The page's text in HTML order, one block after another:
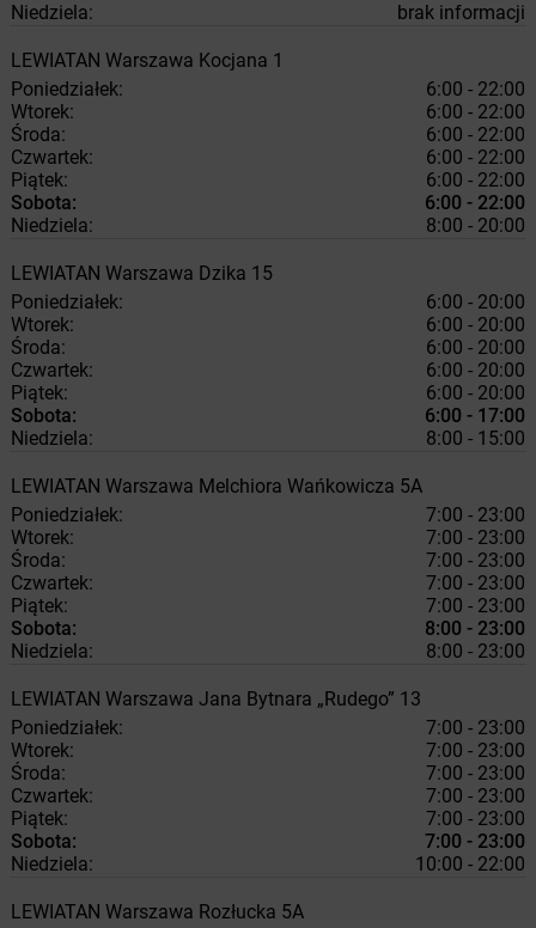
Niedziela:
brak informacji
LEWIATAN Warszawa Kocjana 1
Poniedziałek:
6:00 - 22:00
Wtorek:
6:00 - 22:00
Środa:
6:00 - 22:00
Czwartek:
6:00 - 22:00
Piątek:
6:00 - 22:00
Sobota:
6:00 - 22:00
Niedziela:
8:00 - 20:00
LEWIATAN Warszawa Dzika 15
Poniedziałek:
6:00 - 20:00
Wtorek:
6:00 - 20:00
Środa:
6:00 - 20:00
Czwartek:
6:00 - 20:00
Piątek:
6:00 - 20:00
Sobota:
6:00 - 17:00
Niedziela:
8:00 - 15:00
LEWIATAN Warszawa Melchiora Wańkowicza 5A
Poniedziałek:
7:00 - 23:00
Wtorek:
7:00 - 23:00
Środa:
7:00 - 23:00
Czwartek:
7:00 - 23:00
Piątek:
7:00 - 23:00
Sobota:
8:00 - 23:00
Niedziela:
8:00 - 23:00
LEWIATAN Warszawa Jana Bytnara „Rudego” 13
Poniedziałek:
7:00 - 23:00
Wtorek:
7:00 - 23:00
Środa:
7:00 - 23:00
Czwartek:
7:00 - 23:00
Piątek:
7:00 - 23:00
Sobota:
7:00 - 23:00
Niedziela:
10:00 - 22:00
LEWIATAN Warszawa Rozłucka 5A